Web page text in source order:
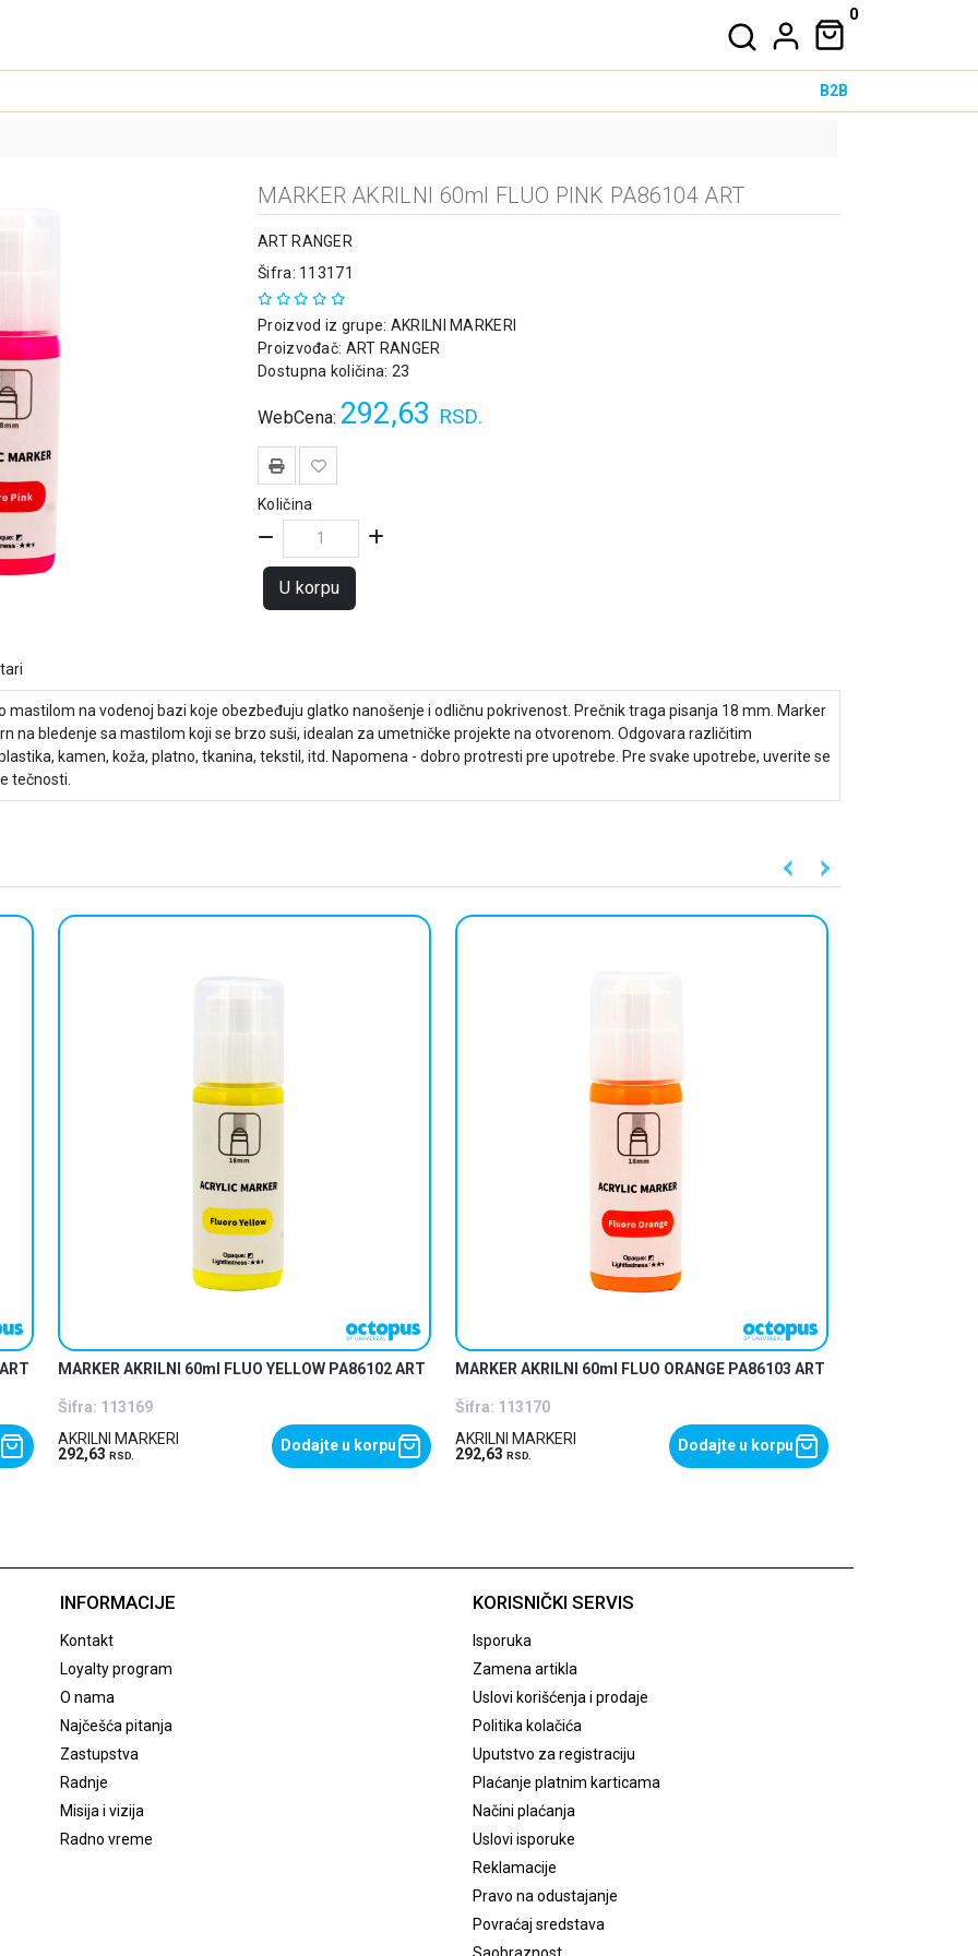
0
B2B
MARKER AKRILNI 60ml FLUO PINK PA86104 ART
ART RANGER
Šifra: 113171
Proizvod iz grupe: AKRILNI MARKERI
Proizvođač: ART RANGER
Dostupna količina: 23
WebCena: 292,63 RSD.
Količina
U korpu
na vodenoj bazi koje obezbeđuju glatko nanošenje i odličnu pokrivenost. Prečnik traga pisanja 18 mm. Marker
na bledenje sa mastilom koji se brzo suši, idealan za umetničke projekte na otvorenom. Odgovara različitim
kamen, koža, platno, tkanina, tekstil, itd. Napomena - dobro protresti pre upotrebe. Pre svake upotrebe, uverite se
tečnosti.
MARKER AKRILNI 60ml FLUO YELLOW PA86102 ART
Šifra: 113169
AKRILNI MARKERI
292,63 RSD.
Dodajte u korpu
MARKER AKRILNI 60ml FLUO ORANGE PA86103 ART
Šifra: 113170
AKRILNI MARKERI
292,63 RSD.
Dodajte u korpu
INFORMACIJE
Kontakt
Loyalty program
O nama
Najčešća pitanja
Zastupstva
Radnje
Misija i vizija
Radno vreme
KORISNIČKI SERVIS
Isporuka
Zamena artikla
Uslovi korišćenja i prodaje
Politika kolačića
Uputstvo za registraciju
Plaćanje platnim karticama
Načini plaćanja
Uslovi isporuke
Reklamacije
Pravo na odustajanje
Povraćaj sredstava
Saobraznost